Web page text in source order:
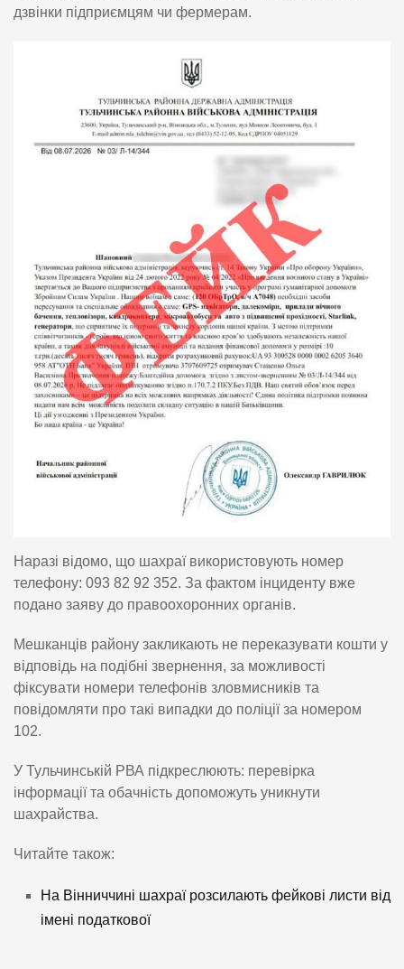
дзвінки підприємцям чи фермерам.
Наразі відомо, що шахраї використовують номер
телефону: 093 82 92 352. За фактом інциденту вже
подано заяву до правоохоронних органів.
Мешканців району закликають не переказувати кошти у
відповідь на подібні звернення, за можливості
фіксувати номери телефонів зловмисників та
повідомляти про такі випадки до поліції за номером
102.
У Тульчинській РВА підкреслюють: перевірка
інформації та обачність допоможуть уникнути
шахрайства.
Читайте також:
На Вінниччині шахраї розсилають фейкові листи від
імені податкової